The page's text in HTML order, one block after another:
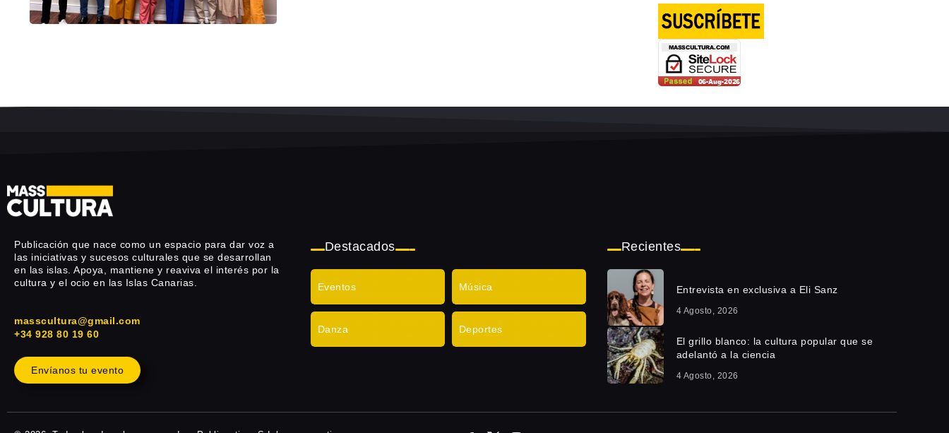
Publicación que nace como un espacio para dar voz a
las iniciativas y sucesos culturales que se desarrollan
en las islas. Apoya, mantiene y reaviva el interés por la
cultura y el ocio en las Islas Canarias.
masscultura@gmail.com
+34 928 80 19 60
Envíanos tu evento
Destacados
Eventos Música
Danza Deportes
Recientes
Entrevista en exclusiva a Eli Sanz
4 Agosto, 2026
El grillo blanco: la cultura popular que se
adelantó a la ciencia
4 Agosto, 2026